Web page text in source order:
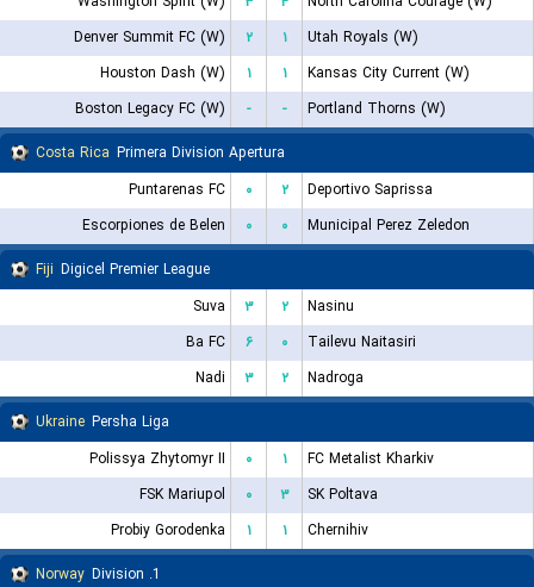
Denver Summit FC (W)
۲ ۱
Utah Royals (W)
Houston Dash (W)
۱ ۱
Kansas City Current (W)
Boston Legacy FC (W)
- -
Portland Thorns (W)
Costa Rica Primera Division Apertura
Puntarenas FC
۰ ۲
Deportivo Saprissa
Escorpiones de Belen
۰ ۰
Municipal Perez Zeledon
Fiji Digicel Premier League
Suva
۳ ۲
Nasinu
Ba FC
۶ ۰
Tailevu Naitasiri
Nadi
۳ ۲
Nadroga
Ukraine Persha Liga
Polissya Zhytomyr II
۰ ۱
FC Metalist Kharkiv
FSK Mariupol
۰ ۳
SK Poltava
Probiy Gorodenka
۱ ۱
Chernihiv
Norway
1. Division